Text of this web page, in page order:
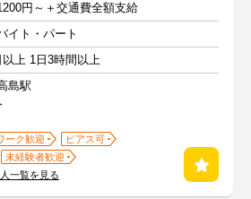
円～＋交通費全額支給
イト・パート
以上 1日3時間以上
島駅
ーク歓迎
ピアス可
未経験者歓迎
一覧を見る